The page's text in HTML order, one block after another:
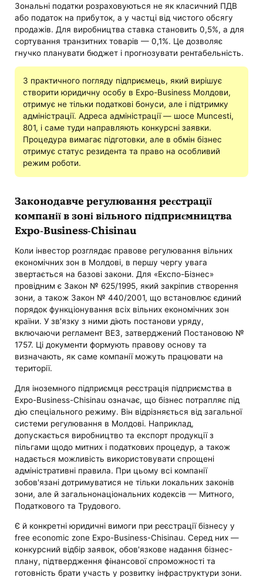
Зональні податки розраховуються не як класичний ПДВ
або податок на прибуток, а у частці від чистого обсягу
продажів. Для виробництва ставка становить 0,5%, а для
сортування транзитних товарів — 0,1%. Це дозволяє
гнучко планувати бюджет і прогнозувати рентабельність.
З практичного погляду підприємець, який вирішує
створити юридичну особу в Expo-Business Молдови,
отримує не тільки податкові бонуси, але і підтримку
адміністрації. Адреса адміністрації — шосе Muncesti,
801, і саме туди направляють конкурсні заявки.
Процедура вимагає підготовки, але в обмін бізнес
отримує статус резидента та право на особливий
режим роботи.
Законодавче регулювання реєстрації
компанії в зоні вільного підприємництва
Expo-Business-Chisinau
Коли інвестор розглядає правове регулювання вільних
економічних зон в Молдові, в першу чергу увага
звертається на базові закони. Для «Експо-Бізнес»
провідним є Закон № 625/1995, який закріпив створення
зони, а також Закон № 440/2001, що встановлює єдиний
порядок функціонування всіх вільних економічних зон
країни. У зв'язку з ними діють постанови уряду,
включаючи регламент ВЕЗ, затверджений Постановою №
1757. Ці документи формують правову основу та
визначають, як саме компанії можуть працювати на
території.
Для іноземного підприємця реєстрація підприємства в
Expo-Business-Chisinau означає, що бізнес потрапляє під
дію спеціального режиму. Він відрізняється від загальної
системи регулювання в Молдові. Наприклад,
допускається виробництво та експорт продукції з
пільгами щодо митних і податкових процедур, а також
надається можливість використовувати спрощені
адміністративні правила. При цьому всі компанії
зобов'язані дотримуватися не тільки локальних законів
зони, але й загальнонаціональних кодексів — Митного,
Податкового та Трудового.
Є й конкретні юридичні вимоги при реєстрації бізнесу у
free economic zone Expo-Business-Chisinau. Серед них —
конкурсний відбір заявок, обов'язкове надання бізнес-
плану, підтвердження фінансової спроможності та
готовність брати участь у розвитку інфраструктури зони.